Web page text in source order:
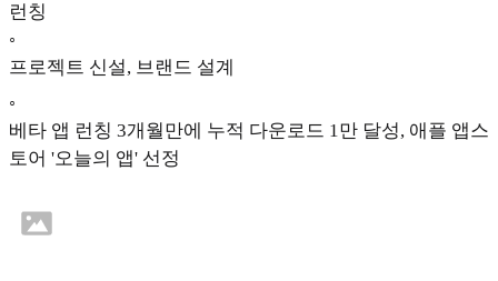
런칭
◦
프로젝트 신설, 브랜드 설계
◦
베타 앱 런칭 3개월만에 누적 다운로드 1만 달성, 애플 앱스
토어 '오늘의 앱' 선정